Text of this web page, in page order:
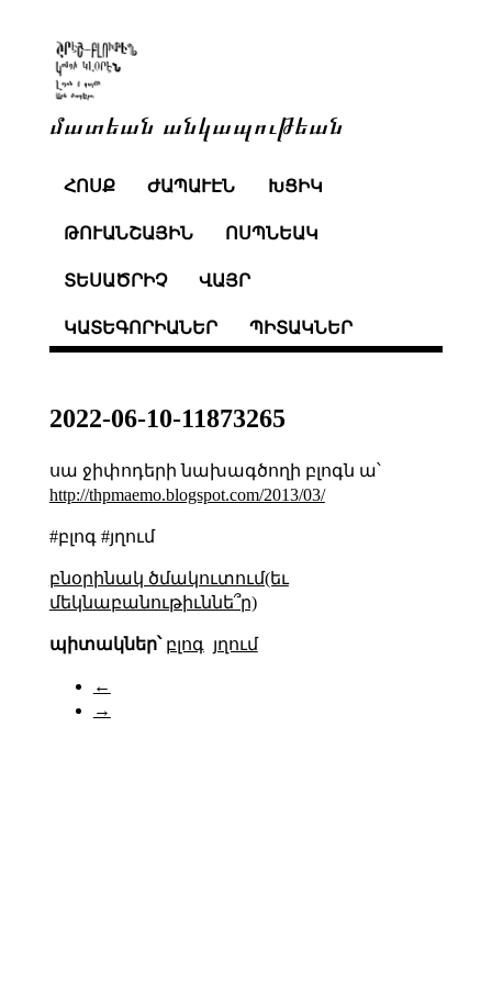
մատեան անկապութեան
ՀՈՍՔ ԺԱՊԱՒԷՆ ԽՑԻԿ
ԹՈՒԱՆՇԱՅԻՆ ՈՍՊՆԵԱԿ
ՏԵՍԱԾՐԻՉ ՎԱՅՐ
ԿԱՏԵԳՈՐԻԱՆԵՐ ՊԻՏԱԿՆԵՐ
2022-06-10-11873265
սա ջիփոդերի նախագծողի բլոգն ա՝
http://thpmaemo.blogspot.com/2013/03/
#բլոգ #յղում
բնօրինակ ծմակուտում(եւ
մեկնաբանութիւննե՞ր)
պիտակներ՝ բլոգ յղում
←
→